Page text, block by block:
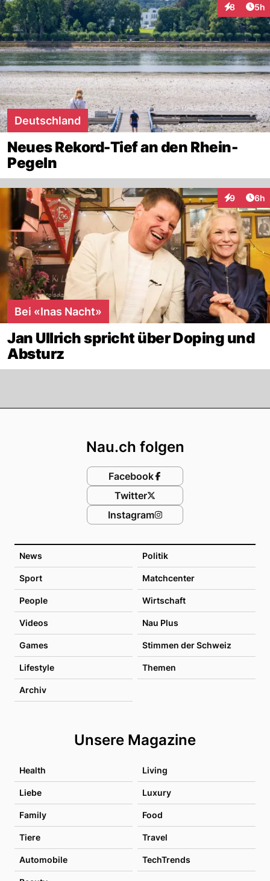
8 5h
Deutschland
Neues Rekord-Tief an den Rhein-
Pegeln
9 6h
Bei «Inas Nacht»
Jan Ullrich spricht über Doping und
Absturz
News Politik
Sport Matchcenter
People Wirtschaft
Videos Nau Plus
Games Stimmen der Schweiz
Lifestyle Themen
Archiv
Unsere Magazine
Health Living
Liebe Luxury
Family Food
Tiere Travel
Automobile TechTrends
Nau.ch folgen
Facebook
Twitter
Instagram